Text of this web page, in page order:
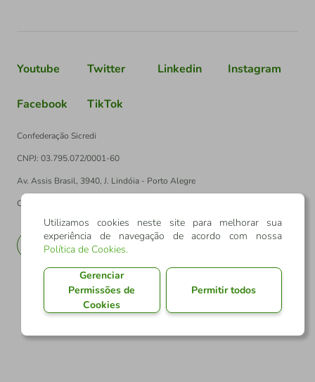
Youtube Twitter Linkedin Instagram
Facebook TikTok
Confederação Sicredi
CNPJ: 03.795.072/0001-60
Av. Assis Brasil, 3940, J. Lindóia - Porto Alegre
CEP: 91010-003
EN
Utilizamos cookies neste site para melhorar sua
experiência de navegação de acordo com nossa
Política de Cookies.
Gerenciar
Permissões de
Cookies
Permitir todos